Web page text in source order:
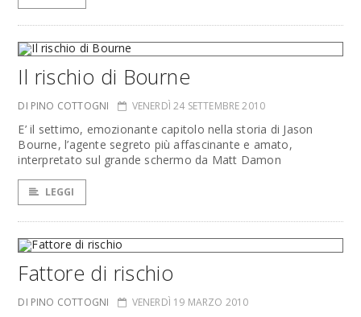
Il rischio di Bourne
DI PINO COTTOGNI VENERDÌ 24 SETTEMBRE 2010
E’ il settimo, emozionante capitolo nella storia di Jason
Bourne, l’agente segreto più affascinante e amato,
interpretato sul grande schermo da Matt Damon
LEGGI
Fattore di rischio
DI PINO COTTOGNI VENERDÌ 19 MARZO 2010